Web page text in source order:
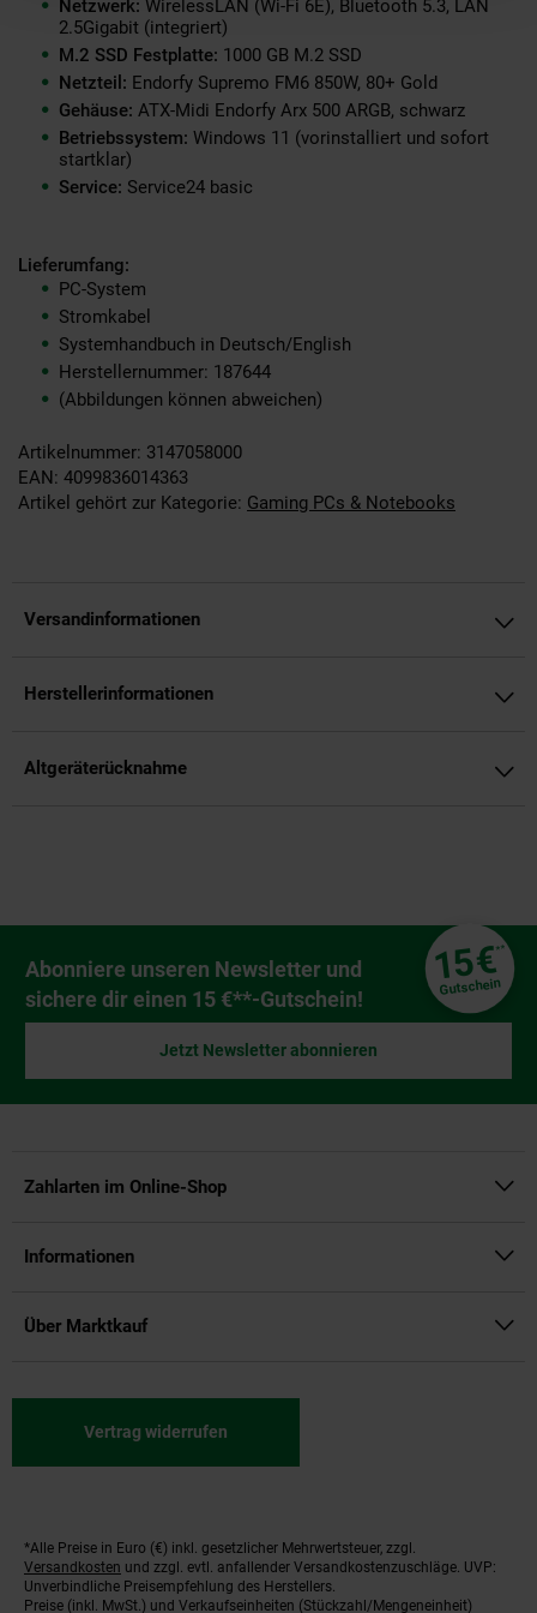
Netzwerk: WirelessLAN (Wi-Fi 6E), Bluetooth 5.3, LAN
2.5Gigabit (integriert)
M.2 SSD Festplatte: 1000 GB M.2 SSD
Netzteil: Endorfy Supremo FM6 850W, 80+ Gold
Gehäuse: ATX-Midi Endorfy Arx 500 ARGB, schwarz
Betriebssystem: Windows 11 (vorinstalliert und sofort
startklar)
Service: Service24 basic
Lieferumfang:
PC-System
Stromkabel
Systemhandbuch in Deutsch/English
Herstellernummer: 187644
(Abbildungen können abweichen)
Artikelnummer: 3147058000
EAN: 4099836014363
Artikel gehört zur Kategorie: Gaming PCs & Notebooks
Versandinformationen
Herstellerinformationen
Altgeräterücknahme
Newsletter Anmeldung
Abonniere unseren Newsletter und
sichere dir einen 15 €**-Gutschein!
15€**
Gutschein
Jetzt Newsletter abonnieren
Zahlarten im Online-Shop
Informationen
Über Marktkauf
Vertrag widerrufen
Fußnoten
*Alle Preise in Euro (€) inkl. gesetzlicher Mehrwertsteuer, zzgl.
Versandkosten und zzgl. evtl. anfallender Versandkostenzuschläge. UVP:
Unverbindliche Preisempfehlung des Herstellers.
Preise (inkl. MwSt.) und Verkaufseinheiten (Stückzahl/Mengeneinheit)